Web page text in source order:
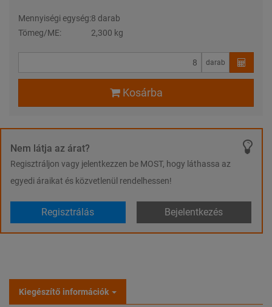
Mennyiségi egység:8 darab
Tömeg/ME:
2,300 kg
darab
Kosárba
Nem látja az árat?
Regisztráljon vagy jelentkezzen be MOST, hogy láthassa az
egyedi áraikat és közvetlenül rendelhessen!
Regisztrálás Bejelentkezés
Kiegészítő információk